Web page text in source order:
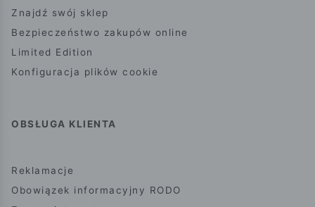
Znajdź swój sklep
Bezpieczeństwo zakupów online
Limited Edition
Konfiguracja plików cookie
OBSŁUGA KLIENTA
Reklamacje
Obowiązek informacyjny RODO